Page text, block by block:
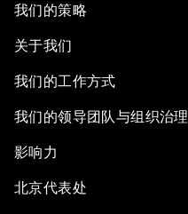
我们的策略
关于我们
我们的工作方式
我们的领导团队与组织治理
影响力
北京代表处